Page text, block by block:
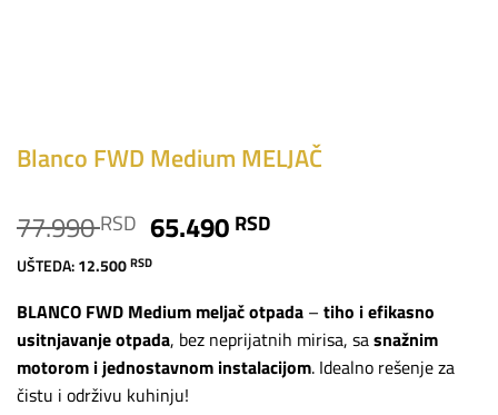
Blanco FWD Medium MELJAČ
77.990RSD Originalna
cena
je
bila:
77.990 RSD.
65.490 RSDTrenutna
65.490 RSD.
UŠTEDA:12.500RSD
BLANCO FWD Medium meljač otpada – tiho i efikasno
usitnjavanje otpada, bez neprijatnih mirisa, sasnažnim
motorom i jednostavnom instalacijom. Idealno rešenje za
čistu i održivu kuhinju!